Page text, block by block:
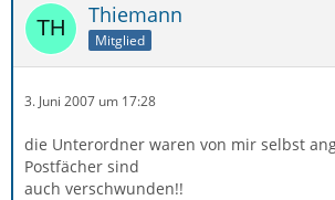
Thiemann
Mitglied
3. Juni 2007 um 17:28
die Unterordner waren von mir selbst
Postfächer sind
auch verschwunden!!